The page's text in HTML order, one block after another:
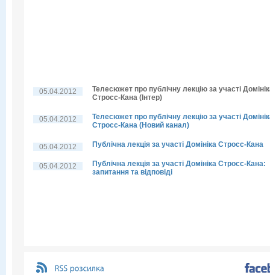
05.04.2012
Телесюжет про публічну лекцію за участі
Стросс-Кана (Інтер)
05.04.2012
Телесюжет про публічну лекцію за участі
Стросс-Кана (Новий канал)
05.04.2012 Публічна лекція за участі Домініка Стросс-Кана
05.04.2012
Публічна лекція за участі Домініка Стросс-Кана:
запитання та відповіді